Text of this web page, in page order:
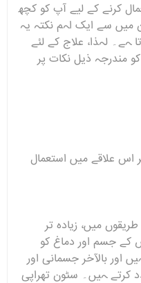
کرنے کے لیے آپ کو کچھ
میں سے ایک اہم نکتہ یہ
ہے۔ لہذا، علاج کے لئے
مندرجہ ذیل نکات پر
اس علاقے میں استعمال
میں، زیادہ تر
کے جسم اور دماغ کو
اور بالآخر جسمانی اور
کرتے ہیں۔ سٹون تھراپی